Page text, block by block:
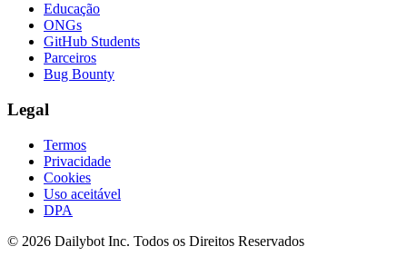
Educação
ONGs
GitHub Students
Parceiros
Bug Bounty
Legal
Termos
Privacidade
Cookies
Uso aceitável
DPA
© 2026 Dailybot Inc. Todos os Direitos Reservados